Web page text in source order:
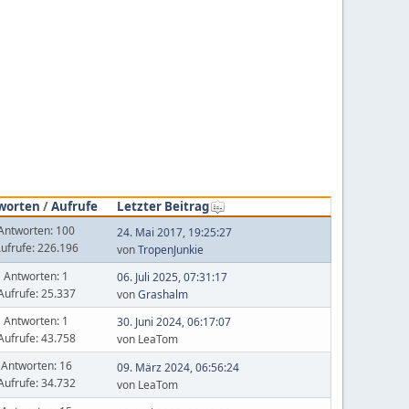
/Aufrufe
Letzter Beitrag
100
226.196
24. Mai 2017, 19:25:27
vonTropenJunkie
Antworten: 1
25.337
06. Juli 2025, 07:31:17
vonGrashalm
Antworten: 1
43.758
30. Juni 2024, 06:17:07
von LeaTom
Antworten: 16
34.732
09. März 2024, 06:56:24
von LeaTom